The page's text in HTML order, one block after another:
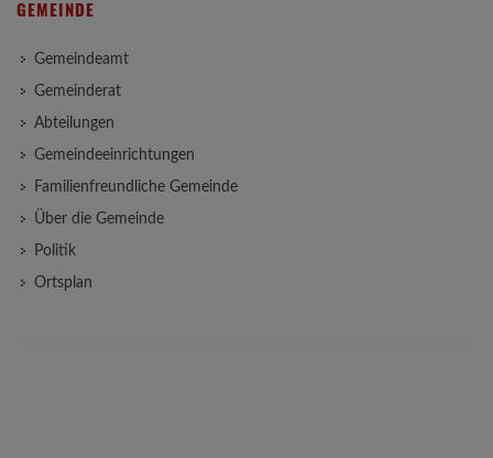
GEMEINDE
Gemeindeamt
Gemeinderat
Abteilungen
Gemeindeeinrichtungen
Familienfreundliche Gemeinde
Über die Gemeinde
Politik
Ortsplan